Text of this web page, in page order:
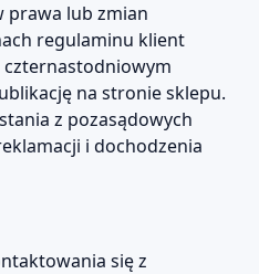
prawa lub zmian
regulaminu klient
na stronie sklepu.
z pozasądowych
i dochodzenia
się z